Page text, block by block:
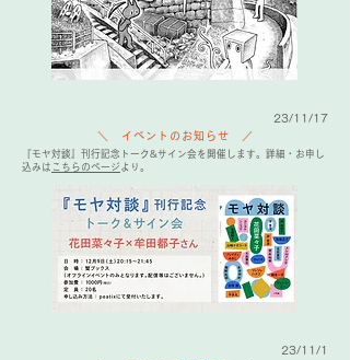
23/11/17
＼ イベントのお知らせ ／
『モヤ対談』刊行記念トーク&サイン会を開催します。詳細・お申し
込みは こちらのページ より。
23/11/1